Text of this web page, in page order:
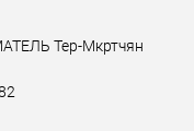
Тер-Мкртчян